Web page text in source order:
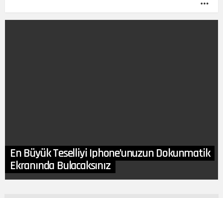
En Büyük Teselliyi Iphone’unuzun Dokunmatik
Ekranında Bulacaksınız